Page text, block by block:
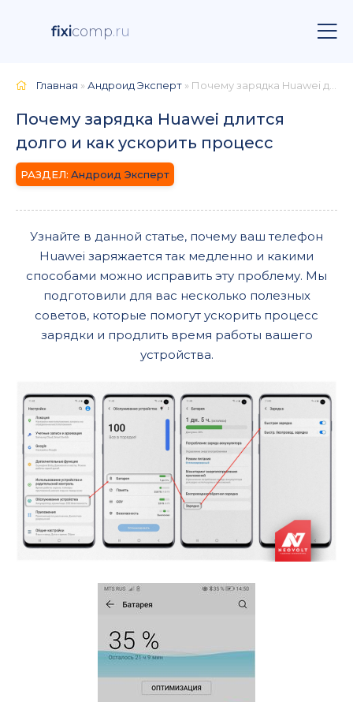
fixicomp.ru
Главная »Андроид Эксперт » Почему зарядка Huawei длится долго и как ускорить процесс
Почему зарядка Huawei длится
долго и как ускорить процесс
Андроид Эксперт
Узнайте в данной статье, почему ваш телефон
Huawei заряжается так медленно и какими
способами можно исправить эту проблему. Мы
подготовили для вас несколько полезных
советов, которые помогут ускорить процесс
зарядки и продлить время работы вашего
устройства.